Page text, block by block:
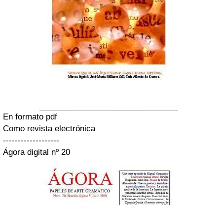
En formato pdf
Como revista electrónica
-------------------
Ágora digital nº 20